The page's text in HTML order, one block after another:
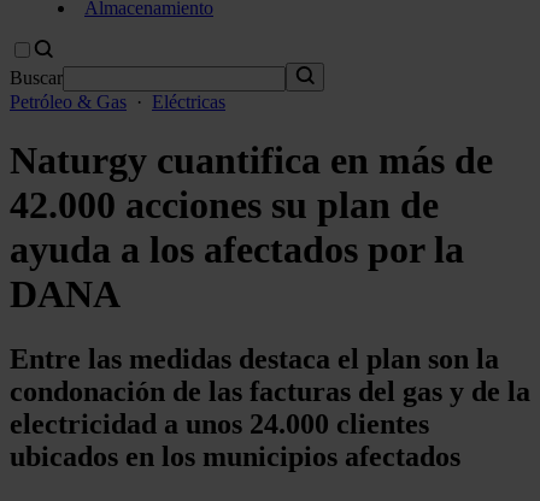
Almacenamiento
Buscar
Petróleo & Gas · Eléctricas
Naturgy cuantifica en más de
42.000 acciones su plan de
ayuda a los afectados por la
DANA
Entre las medidas destaca el plan son la
condonación de las facturas del gas y de la
electricidad a unos 24.000 clientes
ubicados en los municipios afectados